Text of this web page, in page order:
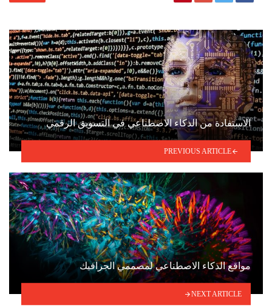
الاستفادة من الذكاء الاصطناعي في التسويق الرقمي
PREVIOUS ARTICLE
مواقع الذكاء الاصطناعي لمصممي الجرافيك
NEXT ARTICLE